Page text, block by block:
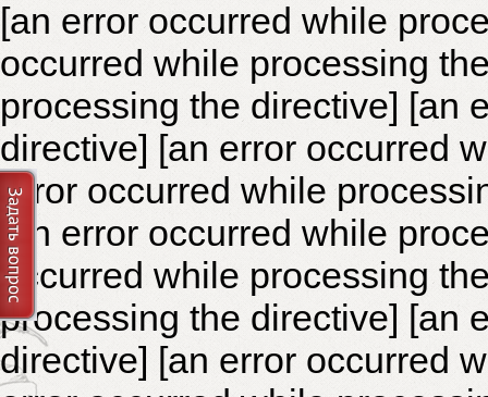
[an error occurred while
occurred while processing
processing the directive] [an
directive] [an error occurred
error occurred while
[an error occurred while
occurred while processing
processing the directive] [an
directive] [an error occurred